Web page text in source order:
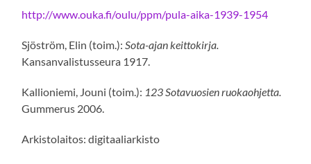
http://www.ouka.fi/oulu/ppm/pula-aika-1939-1954
Sjöström, Elin (toim.): Sota-ajan keittokirja.
Kansanvalistusseura 1917.
Kallioniemi, Jouni (toim.): 123 Sotavuosien ruokaohjetta.
Gummerus 2006.
Arkistolaitos: digitaaliarkisto